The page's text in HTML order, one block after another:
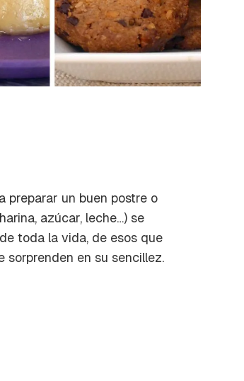
preparar un buen postre o
azúcar, leche…) se
toda la vida, de esos que
sorprenden en su sencillez.